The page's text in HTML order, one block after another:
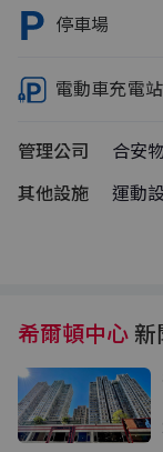
停車場
電動車充電站
管理公司
合安
其他設施
運動
希爾頓中心 新